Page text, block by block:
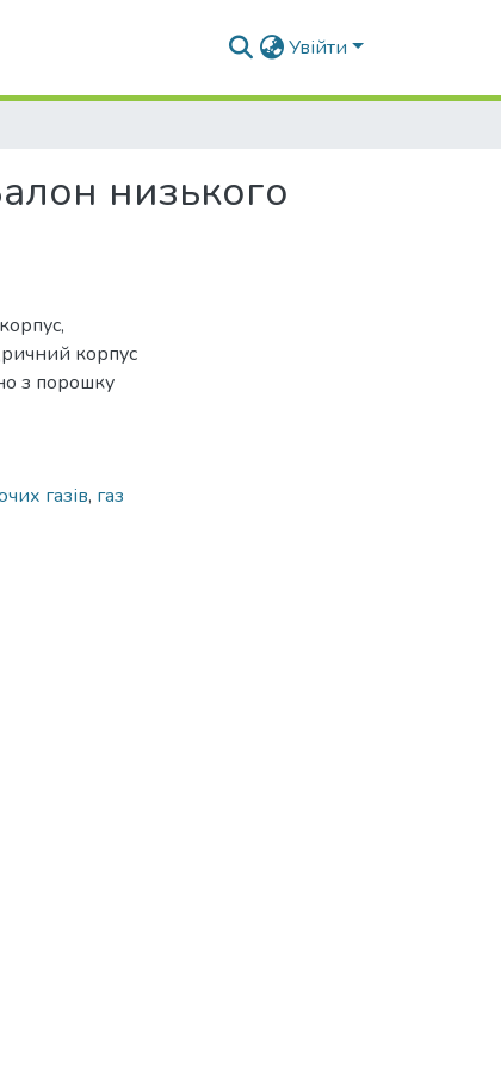
Увійти
низького
корпус
з порошку
газів, газ